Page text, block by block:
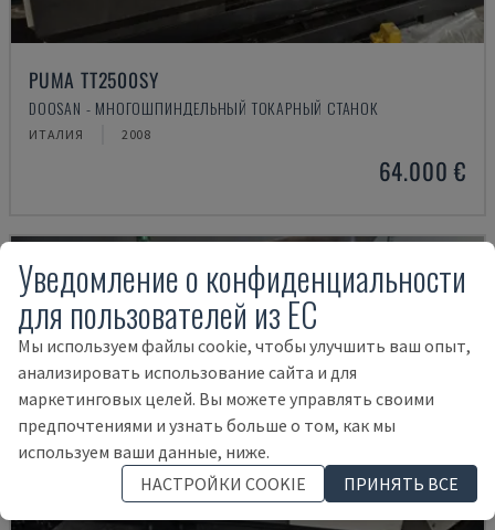
PUMA TT2500SY
DOOSAN - МНОГОШПИНДЕЛЬНЫЙ ТОКАРНЫЙ СТАНОК
ИТАЛИЯ 2008
64.000 €
Уведомление о конфиденциальности
для пользователей из ЕС
Мы используем файлы cookie, чтобы улучшить ваш опыт,
анализировать использование сайта и для
маркетинговых целей. Вы можете управлять своими
предпочтениями и узнать больше о том, как мы
используем ваши данные, ниже.
НАСТРОЙКИ COOKIE
ПРИНЯТЬ ВСЕ